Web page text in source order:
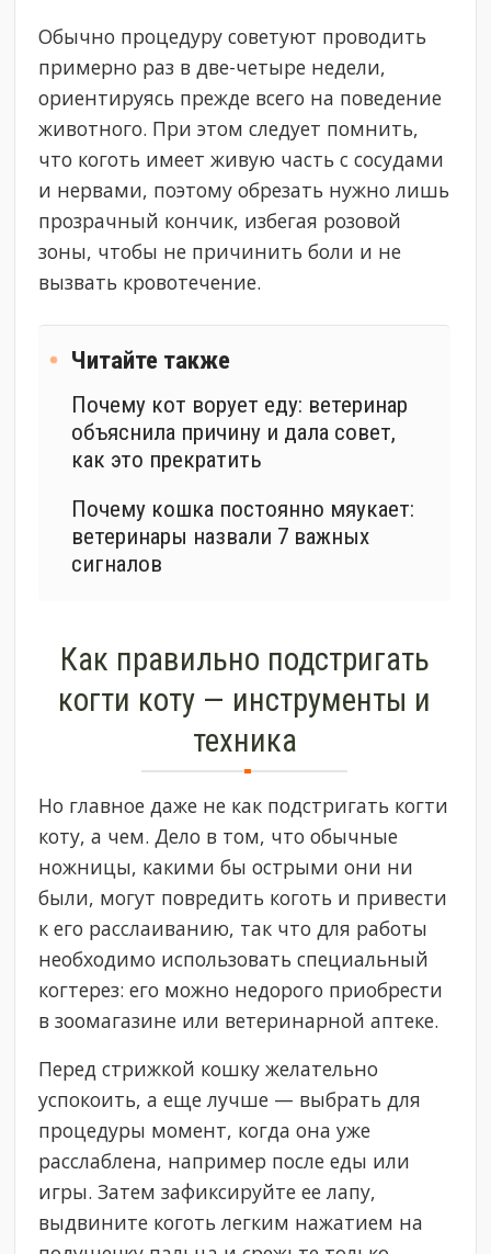
Обычно процедуру советуют проводить
примерно раз в две-четыре недели,
ориентируясь прежде всего на поведение
животного. При этом следует помнить,
что коготь имеет живую часть с сосудами
и нервами, поэтому обрезать нужно лишь
прозрачный кончик, избегая розовой
зоны, чтобы не причинить боли и не
вызвать кровотечение.
Читайте также
Почему кот ворует еду: ветеринар
объяснила причину и дала совет,
как это прекратить
Почему кошка постоянно мяукает:
ветеринары назвали 7 важных
сигналов
Как правильно подстригать
когти коту — инструменты и
техника
Но главное даже не как подстригать когти
коту, а чем. Дело в том, что обычные
ножницы, какими бы острыми они ни
были, могут повредить коготь и привести
к его расслаиванию, так что для работы
необходимо использовать специальный
когтерез: его можно недорого приобрести
в зоомагазине или ветеринарной аптеке.
Перед стрижкой кошку желательно
успокоить, а еще лучше — выбрать для
процедуры момент, когда она уже
расслаблена, например после еды или
игры. Затем зафиксируйте ее лапу,
выдвините коготь легким нажатием на